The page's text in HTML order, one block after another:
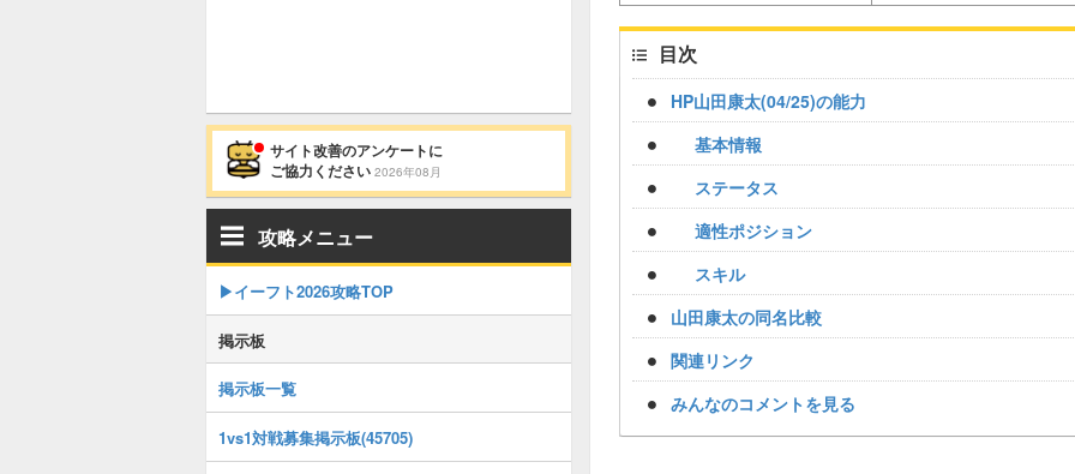
目次
HP山田康太(04/25)の能力
基本情報
ステータス
適性ポジション
スキル
山田康太の同名比較
関連リンク
みんなのコメントを見る
サイト改善のアンケートに
ご協力ください 2026年08月
攻略メニュー
▶イーフト2026攻略TOP
掲示板
掲示板一覧
1vs1対戦募集掲示板(45705)